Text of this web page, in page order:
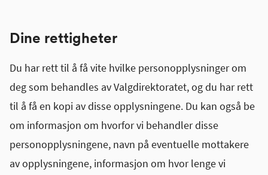
Dine rettigheter
Du har rett til å få vite hvilke personopplysninger om
deg som behandles av Valgdirektoratet, og du har rett
til å få en kopi av disse opplysningene. Du kan også be
om informasjon om hvorfor vi behandler disse
personopplysningene, navn på eventuelle mottakere
av opplysningene, informasjon om hvor lenge vi